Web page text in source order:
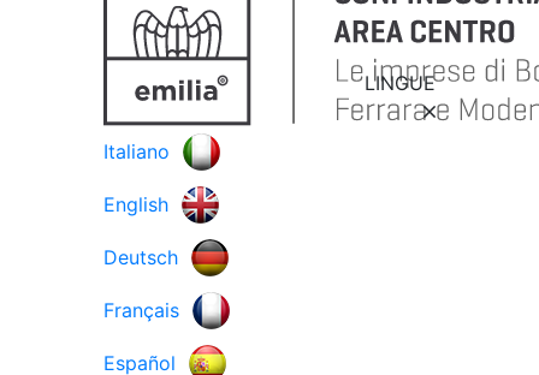
LINGUE
Italiano
English
Deutsch
Français
Español